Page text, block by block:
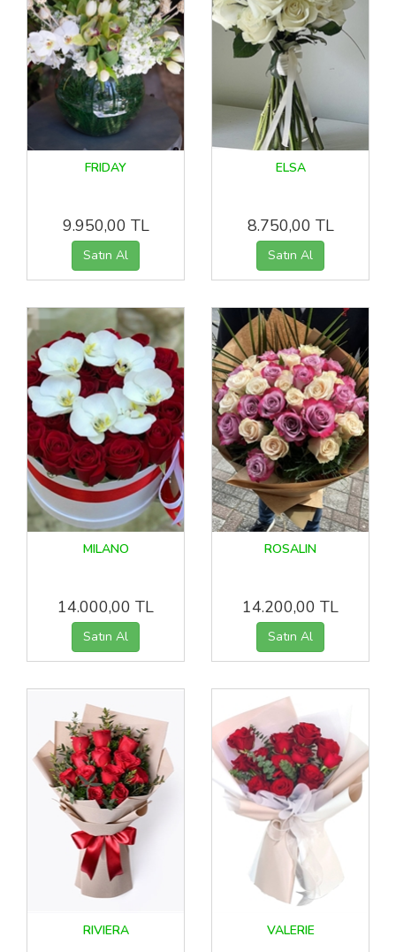
FRIDAY
9.950,00 TL
ELSA
8.750,00 TL
MILANO
14.000,00 TL
ROSALIN
14.200,00 TL
RIVIERA VALERIE